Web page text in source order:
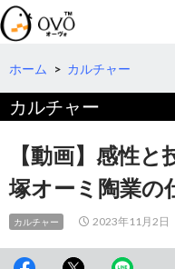
検
索
コ
テ
ツ
へ
ホーム > カルチャー
カルチャー
【動画】感性
塚オーミ陶業の
カルチャー 2023年11月2日